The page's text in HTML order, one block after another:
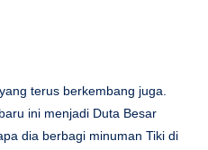
terus berkembang juga.
ini menjadi Duta Besar
dia berbagi minuman Tiki di